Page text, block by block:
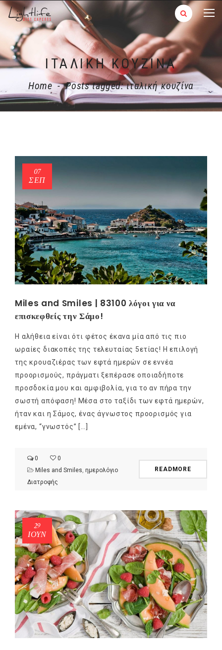
ΙΤΑΛΙΚΉ ΚΟΥΖΊΝΑ
Home - Posts tagged: ιταλική κουζίνα
07
ΣΕΠ
Miles and Smiles | 83100 λόγοι για να
επισκεφθείς την Σάμο!
Η αλήθεια είναι ότι φέτος έκανα μία από τις πιο
ωραίες διακοπές της τελευταίας 5ετίας! Η επιλογή
της κρουαζιέρας των εφτά ημερών σε εννέα
προορισμούς, πράγματι ξεπέρασε οποιαδήποτε
προσδοκία μου και αμφιβολία, για το αν πήρα την
σωστή απόφαση! Μέσα στο ταξίδι των εφτά ημερών,
ήταν και η Σάμος, ένας άγνωστος προορισμός για
εμένα, “γνωστός” […]
0
0
Miles and Smiles ημερολόγιο
Διατροφής
READMORE
29
ΙΟΎΝ